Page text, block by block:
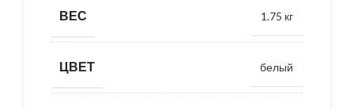
ВЕС 1.75 кг
ЦВЕТ белый